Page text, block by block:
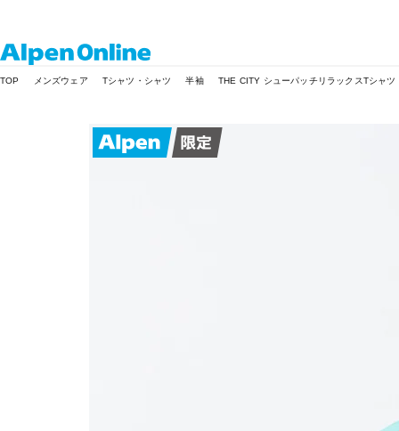
Online
TOP メンズウェア Tシャツ・シャツ 半袖 THE CITY シューパッチリラックスTシャツ